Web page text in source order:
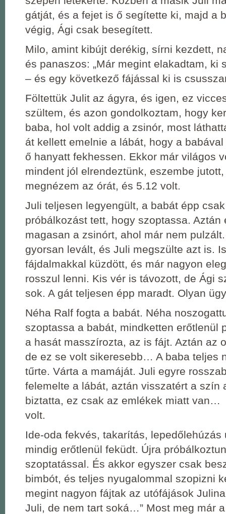
gátját, és a fejet is ő segítette ki, majd a
végig, Ági csak besegített.
Milo, amint kibújt derékig, sírni kezdett,
és panaszos: „Már megint elakadtam, ki
– és egy következő fájással ki is
Föltettük Julit az ágyra, és igen, ez
szültem, és azon gondolkoztam, hogy
baba, hol volt addig a zsinór, most
át kellett emelnie a lábát, hogy a
ő hanyatt fekhessen. Ekkor már világos
mindent jól elrendeztünk, eszembe
megnézem az órát, és 5.12 volt.
Juli teljesen legyengült, a babát épp
próbálkozást tett, hogy szoptassa. Aztán
magasan a zsinórt, ahol már nem
gyorsan levált, és Juli megszülte azt is.
fájdalmakkal küzdött, és már nagyon
rosszul lenni. Kis vér is távozott, de Ági
sok. A gát teljesen épp maradt. Olyan
Néha Ralf fogta a babát. Néha
szoptassa a babát, mindketten erőtlenül
a hasát masszírozta, az is fájt. Aztán az
de ez se volt sikeresebb… A baba teljes
tűrte. Várta a mamáját. Juli egyre
felemelte a lábát, aztán visszatért a szín
biztatta, ez csak az emlékek miatt van…
volt.
Ide-oda fekvés, takarítás, lepedőlehúzás
mindig erőtlenül feküdt. Újra
szoptatással. És akkor egyszer csak
bimbót, és teljes nyugalommal szopizni
megint nagyon fájtak az utófájások
Juli, de nem tart soká…” Most meg már